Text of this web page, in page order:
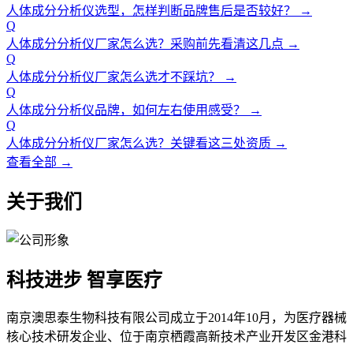
人体成分分析仪选型，怎样判断品牌售后是否较好？
→
Q
人体成分分析仪厂家怎么选？采购前先看清这几点 →
Q
人体成分分析仪厂家怎么选才不踩坑？
→
Q
人体成分分析仪品牌，如何左右使用感受？
→
Q
人体成分分析仪厂家怎么选？关键看这三处资质 →
查看全部 →
关于我们
科技进步 智享医疗
南京澳思泰生物科技有限公司成立于2014年10月，为医疗器械
核心技术研发企业、位于南京栖霞高新技术产业开发区金港科